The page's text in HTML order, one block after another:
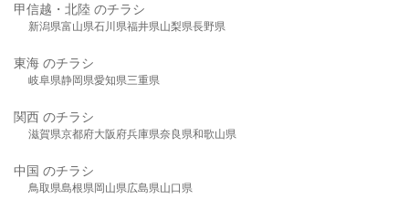
甲信越・北陸 のチラシ
新潟県富山県石川県福井県山梨県長野県
東海 のチラシ
岐阜県静岡県愛知県三重県
関西 のチラシ
滋賀県京都府大阪府兵庫県奈良県和歌山県
中国 のチラシ
鳥取県島根県岡山県広島県山口県